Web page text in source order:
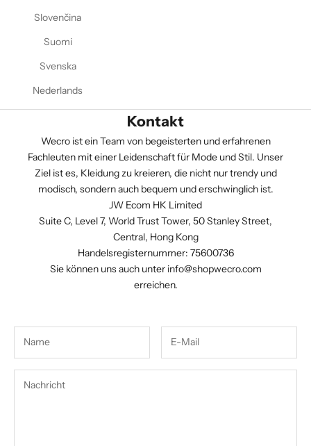
Slovenčina
Suomi
Svenska
Nederlands
Kontakt
Wecro ist ein Team von begeisterten und erfahrenen
Fachleuten mit einer Leidenschaft für Mode und Stil. Unser
Ziel ist es, Kleidung zu kreieren, die nicht nur trendy und
modisch, sondern auch bequem und erschwinglich ist.
JW Ecom HK Limited
Suite C, Level 7, World Trust Tower, 50 Stanley Street,
Central, Hong Kong
Handelsregisternummer: 75600736
Sie können uns auch unter info@shopwecro.com
erreichen.